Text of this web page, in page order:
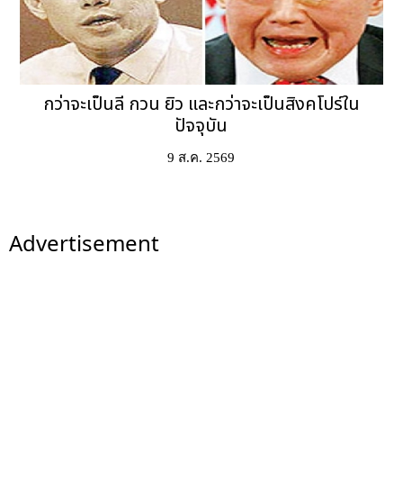
กว่าจะเป็นลี กวน ยิว และกว่าจะเป็นสิงคโปร์ใน
ปัจจุบัน
9 ส.ค. 2569
Advertisement